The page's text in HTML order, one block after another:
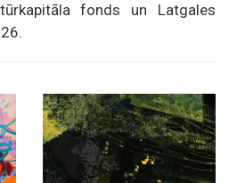
fonds un Latgales